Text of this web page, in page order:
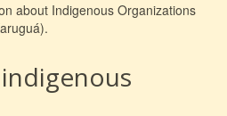
about Indigenous Organizations